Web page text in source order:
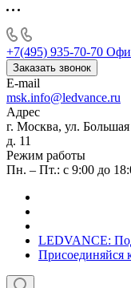
+7(495) 935-70-70
Заказать звонок
E-mail
msk.info@ledvance.ru
Адрес
г. Москва, ул. Большая
д. 11
Режим работы
Пн. – Пт.: с 9:00 до
LEDVANCE:
Присоединяйся